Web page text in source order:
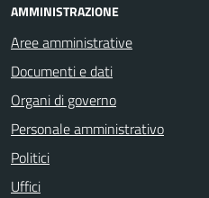
AMMINISTRAZIONE
Aree amministrative
Documenti e dati
Organi di governo
Personale amministrativo
Politici
Uffici